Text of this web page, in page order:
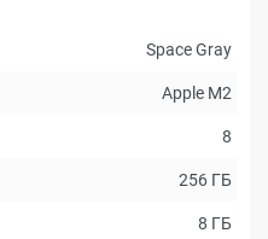
Space Gray
Apple M2
8
256 ГБ
8 ГБ